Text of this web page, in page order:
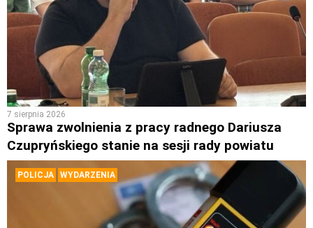
7 sierpnia 2026
Sprawa zwolnienia z pracy radnego Dariusza
Czupryńskiego stanie na sesji rady powiatu
POLICJA WYDARZENIA